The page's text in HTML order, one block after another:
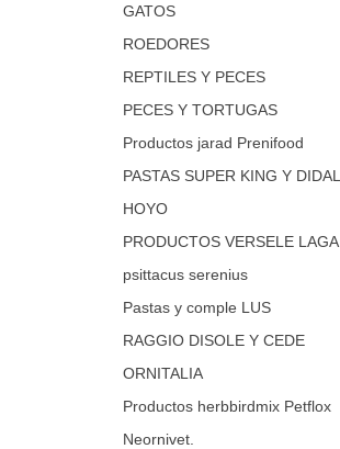
GATOS
ROEDORES
REPTILES Y PECES
PECES Y TORTUGAS
Productos jarad Prenifood
PASTAS SUPER KING Y DIDAL
HOYO
PRODUCTOS VERSELE LAGA
psittacus serenius
Pastas y comple LUS
RAGGIO DISOLE Y CEDE
ORNITALIA
Productos herbbirdmix Petflox
Neornivet.